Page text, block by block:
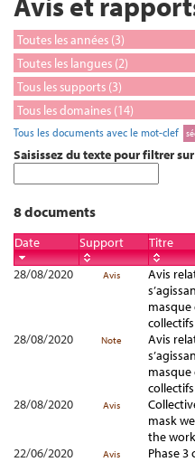
Tous les documents avec le mot-clef
Saisissez du texte pour filtrer
8 documents
Date Support
Titre
28/08/2020
Avis
Avis
masque
28/08/2020
Note
Avis
masque
28/08/2020
Avis
mask
the
22/06/2020
Avis
Phase